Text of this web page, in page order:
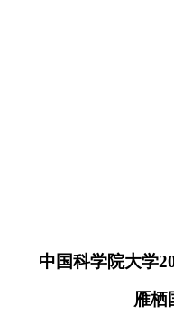
中国科学院大学
雁栖